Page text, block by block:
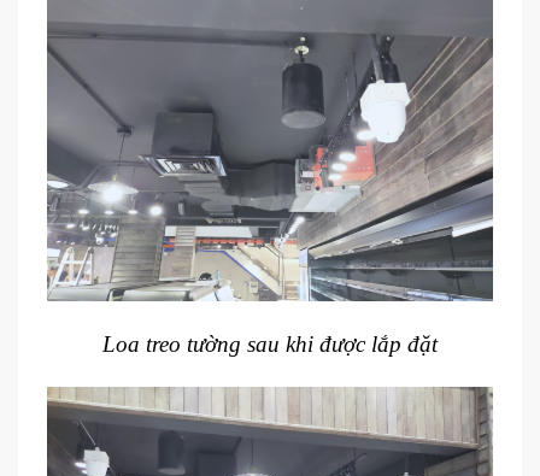
Loa treo tường sau khi được lắp đặt